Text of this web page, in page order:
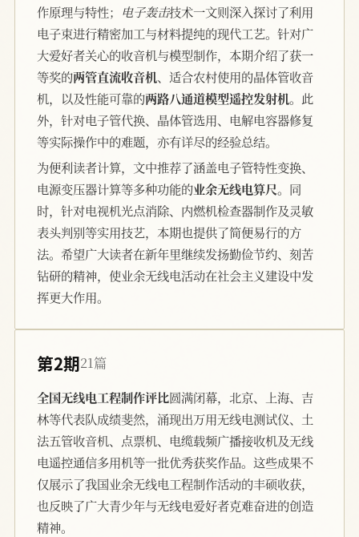
作原理与特性； 电子轰击技术一文则深入探讨了利用
电子束进行精密加工与材料提纯的现代工艺。针对广
大爱好者关心的收音机与模型制作，本期介绍了获一
等奖的两管直流收音机、适合农村使用的晶体管收音
机，以及性能可靠的两路八通道模型遥控发射机。此
外，针对电子管代换、晶体管选用、电解电容器修复
等实际操作中的难题，亦有详尽的经验总结。
为便利读者计算，文中推荐了涵盖电子管特性变换、
电源变压器计算等多种功能的业余无线电算尺。同
时，针对电视机光点消除、内燃机检查器制作及灵敏
表头判别等实用技艺，本期也提供了简便易行的方
法。希望广大读者在新年里继续发扬勤俭节约、刻苦
钻研的精神，使业余无线电活动在社会主义建设中发
挥更大作用。
第2期21篇
全国无线电工程制作评比圆满闭幕，北京、上海、吉
林等代表队成绩斐然，涌现出万用无线电测试仪、土
法五管收音机、点票机、电缆载频广播接收机及无线
电遥控通信多用机等一批优秀获奖作品。这些成果不
仅展示了我国业余无线电工程制作活动的丰硕收获，
也反映了广大青少年与无线电爱好者克难奋进的创造
精神。